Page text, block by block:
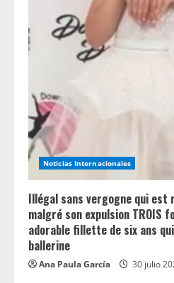
e
a
d
i
n
g Noticias Internacionales
Illégal sans vergogne qui est
malgré son expulsion TROIS
adorable fillette de six ans
ballerine
Ana Paula García 30 julio